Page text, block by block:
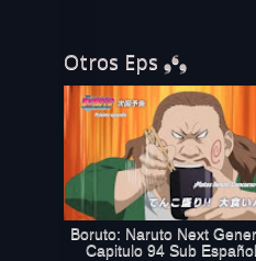
Otros Eps ❟❛❟
Boruto: Naruto Next
Capitulo 94 Sub